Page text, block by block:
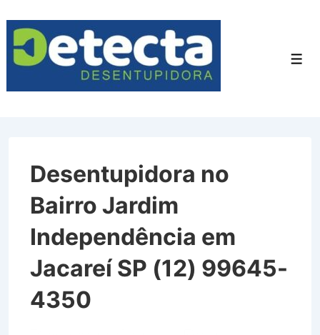
para
Conteúdo
Desentupidora no
Bairro Jardim
Independência em
Jacareí SP (12) 99645-
4350